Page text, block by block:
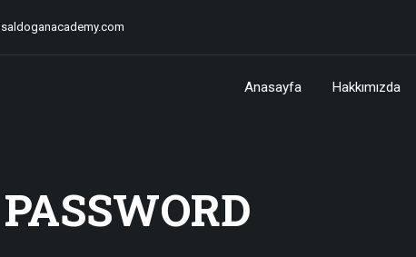
Anasayfa Hakkımızda